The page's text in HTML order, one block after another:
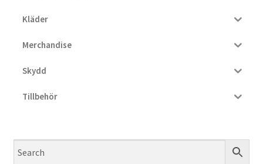
Kläder
Merchandise
Skydd
Tillbehör